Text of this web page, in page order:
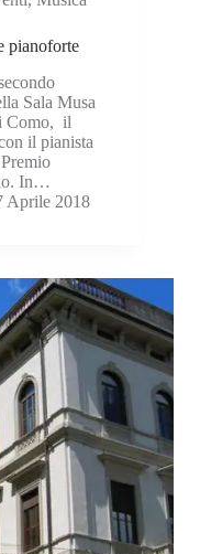
pianoforte
Sala Musa
Como, il
il pianista
In…
Aprile 2018